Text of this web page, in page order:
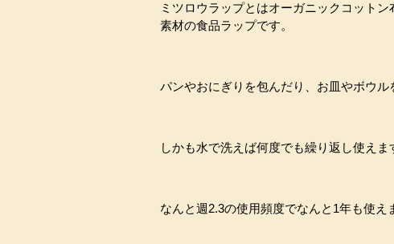
ミツロウラップとはオーガニックコット
素材の食品ラップです。
パンやおにぎりを包んだり、お皿やボウル
しかも水で洗えば何度でも繰り返し使えま
なんと週2.3の使用頻度でなんと1年も使え